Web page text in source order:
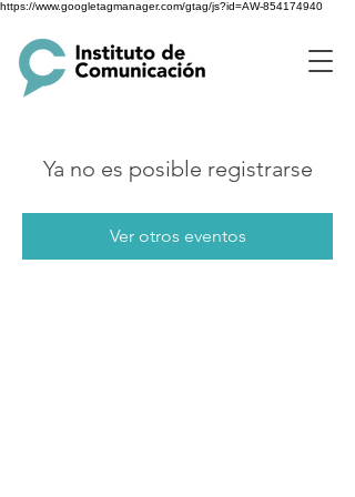
https://www.googletagmanager.com/gtag/js?id=AW-854174940
Ya no es posible registrarse
Ver otros eventos